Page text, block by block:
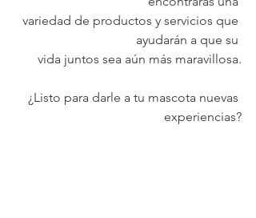
variedad de productos y servicios que
ayudarán a que su
vida juntos sea aún más maravillosa.
¿Listo para darle a tu mascota nuevas
experiencias?